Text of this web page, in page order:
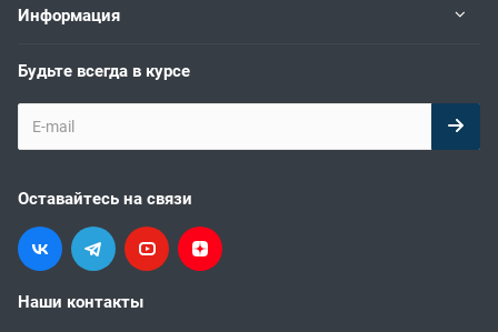
Информация
Будьте всегда в курсе
Оставайтесь на связи
Наши контакты